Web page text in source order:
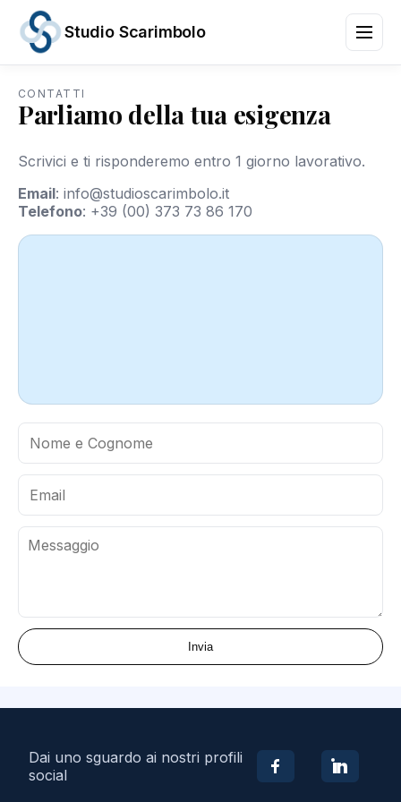
Studio Scarimbolo
Servizi
Attività
News
e
Scadenze
Chi
CONTATTI
Parliamo della tua esigenza
Scrivici e ti risponderemo entro 1 giorno lavorativo.
Email: info@studioscarimbolo.it
Telefono: +39 (00) 373 73 86 170
Invia
Dai uno sguardo ai nostri profili
social